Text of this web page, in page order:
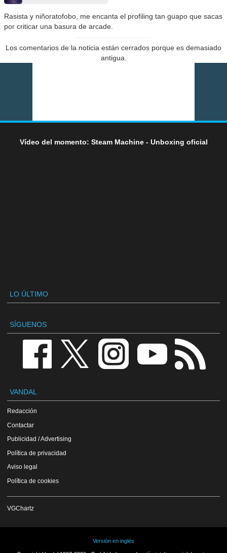
Rasista y niñoratofobo, me encanta el profiling tan guapo que sacas
por criticar una basura de arcade.
Los comentarios de la noticia están cerrados porque es demasiado
antigua.
Vídeo del momento: Steam Machine - Unboxing oficial
LO ÚLTIMO
SÍGUENOS
VANDAL
Redacción
Contactar
Publicidad / Advertising
Política de privacidad
Aviso legal
Política de cookies
VGChartz
Versión en inglés